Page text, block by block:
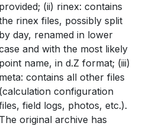
provided; (ii) rinex: contains
rinex files, possibly split
by day, renamed in lower
and with the most likely
point name, in d.Z format; (iii)
meta: contains all other files
(calculation configuration
field logs, photos, etc.).
The original archive has